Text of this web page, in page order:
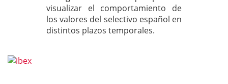
visualizar el comportamiento de
los valores del selectivo español en
distintos plazos temporales.